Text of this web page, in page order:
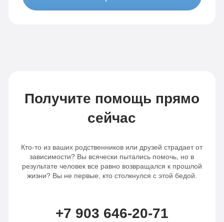
Получите помощь прямо
сейчас
Кто-то из ваших родственников или друзей страдает от
зависимости? Вы всячески пытались помочь, но в
результате человек все равно возвращался к прошлой
жизни? Вы не первые, кто столкнулся с этой бедой.
+7 903 646-20-71